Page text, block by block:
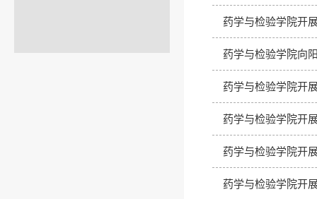
药学与检验学院开
药学与检验学院向
药学与检验学院开
药学与检验学院开
药学与检验学院开
药学与检验学院开